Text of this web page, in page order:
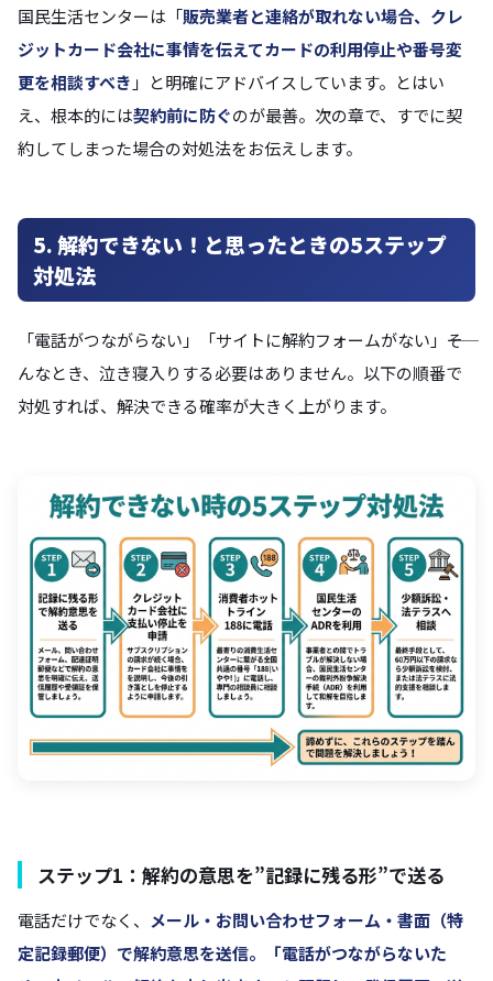
国民生活センターは「販売業者と連絡が取れない場合、クレ
ジットカード会社に事情を伝えてカードの利用停止や番号変
更を相談すべき 」と明確にアドバイスしています。とはい
え、根本的には契約前に防ぐのが最善。次の章で、すでに契
約してしまった場合の対処法をお伝えします。
5. 解約できない！と思ったときの5ステップ
対処法
「電話がつながらない」「サイトに解約フォームがない」――そ
んなとき、泣き寝入りする必要はありません。以下の順番で
対処すれば、解決できる確率が大きく上がります。
ステップ1：解約の意思を”記録に残る形”で送る
電話だけでなく、 メール・お問い合わせフォーム・書面（特
定記録郵便） で解約意思を送信。「電話がつながらないた